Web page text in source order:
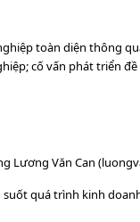
toàn diện thông
cố vấn phát triển
Lương Văn Can
quá trình kinh